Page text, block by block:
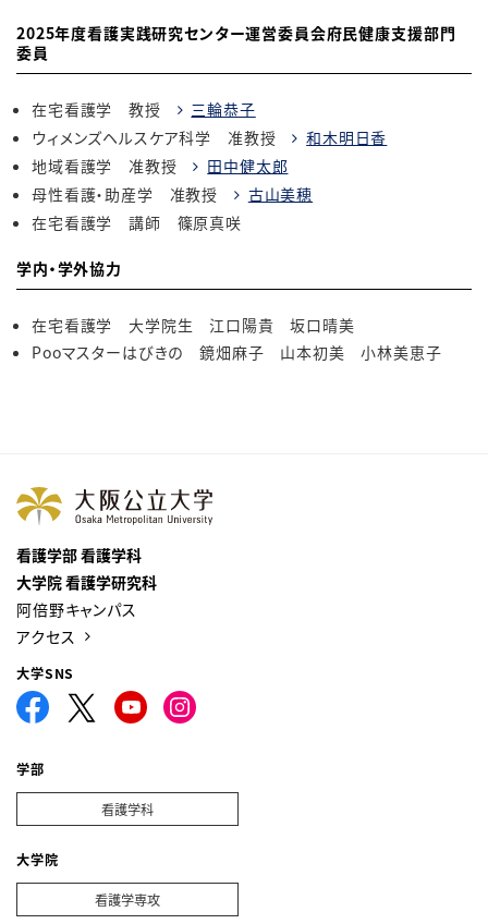
2025年度看護実践研究センター運営委員会府民健康支援部門
委員
在宅看護学 教授
三輪恭子
ウィメンズヘルスケア科学 准教授
和木明日香
地域看護学 准教授
田中健太郎
母性看護・助産学 准教授
古山美穂
在宅看護学 講師 篠原真咲
学内・学外協力
在宅看護学 大学院生 江口陽貴 坂口晴美
Pooマスターはびきの 鏡畑麻子 山本初美 小林美恵子
看護学部 看護学科
大学院 看護学研究科
阿倍野キャンパス
アクセス
大学SNS
学部
看護学科
大学院
看護学専攻